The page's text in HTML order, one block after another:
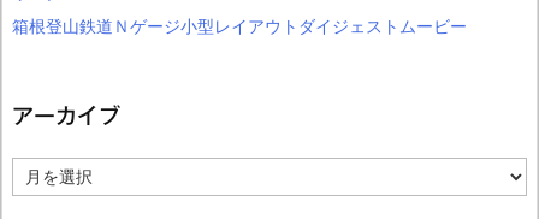
箱根登山鉄道Ｎゲージ小型レイアウトダイジェストムービー
アーカイブ
ー